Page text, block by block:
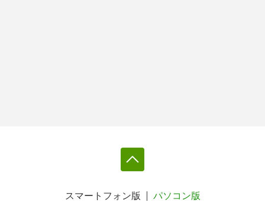
スマートフォン版 パソコン版